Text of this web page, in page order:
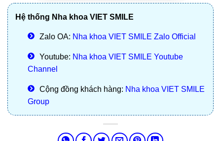
Hệ thống Nha khoa VIET SMILE
Zalo OA: Nha khoa VIET SMILE Zalo Official
Youtube: Nha khoa VIET SMILE Youtube
Channel
Cộng đồng khách hàng: Nha khoa VIET SMILE
Group